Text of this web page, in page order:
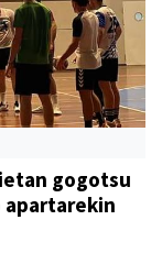
gogotsu